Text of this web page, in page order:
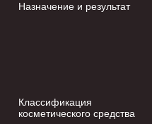
Назначение и результат
Классификация
косметического средства